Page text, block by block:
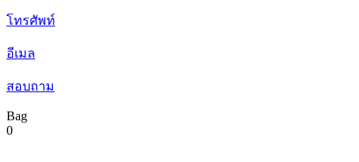
โทรศัพท์
อีเมล
สอบถาม
Bag
0